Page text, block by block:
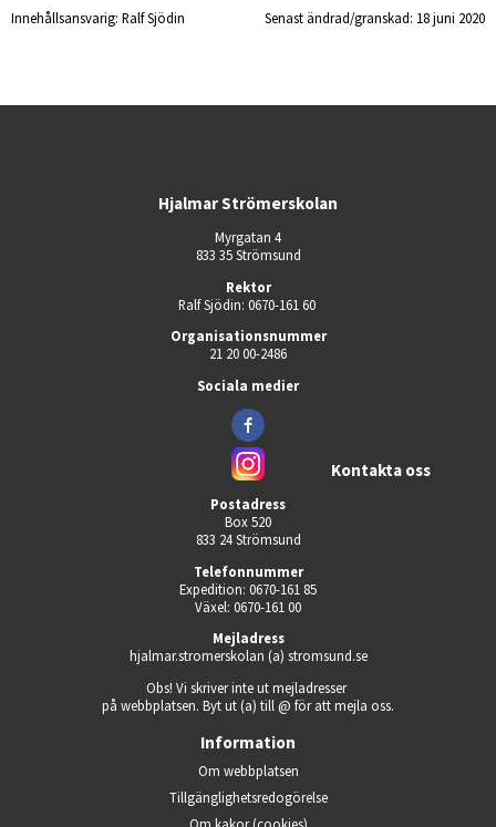
Innehållsansvarig: Ralf Sjödin Senast ändrad/granskad: 18 juni 2020
Hjalmar Strömerskolan
Myrgatan 4
833 35 Strömsund
Rektor
Ralf Sjödin: 0670-161 60
Organisationsnummer
21 20 00-2486
Sociala medier
Kontakta oss
Postadress
Box 520
833 24 Strömsund
Telefonnummer
Expedition: 0670-161 85
Växel: 0670-161 00
Mejladress
hjalmar.stromerskolan (a) stromsund.se
Obs! Vi skriver inte ut mejladresser
på webbplatsen. Byt ut (a) till @ för att mejla oss.
Information
Om webbplatsen
Tillgänglighets­redogörelse